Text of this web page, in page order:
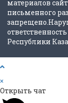
материалов
письменного
Республики
×
Открыть чат